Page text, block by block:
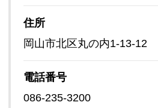
住所
岡山市北区丸の内1-13-12
電話番号
086-235-3200